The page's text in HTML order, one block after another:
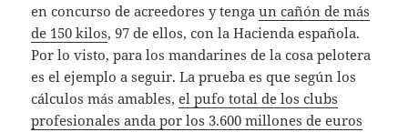
en concurso de acreedores y tengaun cañón de más
de 150 kilos, 97 de ellos, con la Hacienda española.
Por lo visto, para los mandarines de la cosa pelotera
es el ejemplo a seguir. La prueba es que según los
cálculos más amables,el pufo total de los clubs
profesionales anda por los 3.600 millones de euros